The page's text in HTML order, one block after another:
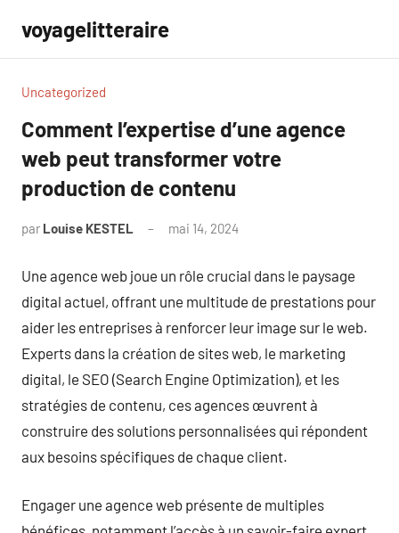
contenu
voyagelitteraire
Uncategorized
Comment l’expertise d’une agence
web peut transformer votre
production de contenu
par Louise KESTEL mai 14, 2024
Une agence web joue un rôle crucial dans le paysage
digital actuel, offrant une multitude de prestations pour
aider les entreprises à renforcer leur image sur le web.
Experts dans la création de sites web, le marketing
digital, le SEO (Search Engine Optimization), et les
stratégies de contenu, ces agences œuvrent à
construire des solutions personnalisées qui répondent
aux besoins spécifiques de chaque client.
Engager une agence web présente de multiples